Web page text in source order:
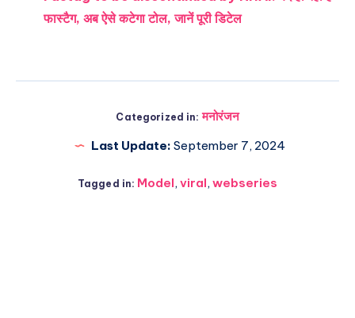
फास्टैग, अब ऐसे कटेगा टोल, जानें पूरी डिटेल
Categorized in: मनोरंजन
Last Update: September 7, 2024
Tagged in: Model,viral,webseries